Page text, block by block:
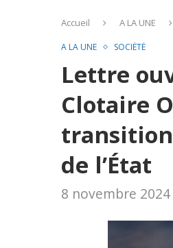
Accueil A LA UNE
A LA UNE SOCIÉTÉ
Lettre
Clotaire
de l’État
8 novembre 2024